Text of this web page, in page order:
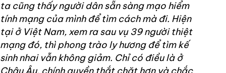
ta cũng thấy người dân sẵn sàng mạo hiểm
tính mạng của mình để tìm cách mà đi. Hiện
tại ở Việt Nam, xem ra sau vụ 39 người thiệt
mạng đó, thì phong trào ly hương để tìm kế
sinh nhai vẫn không giảm. Chỉ có điều là ở